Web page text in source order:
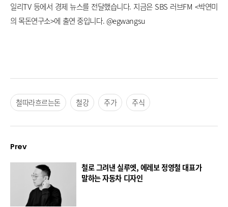
철따라흐르는돈 철강 주가 주식
Prev
철로 그려낸 실루엣, 에레보 정영철 대표가
말하는 자동차 디자인
일리TV 등에서 경제 뉴스를 전달했습니다. 지금은 SBS 러브FM <박연미
의 목돈연구소>에 출연 중입니다. @egwangsu